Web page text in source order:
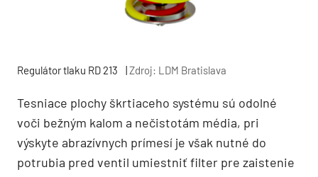
Regulátor tlaku RD 213 |Zdroj: LDM Bratislava
Tesniace plochy škrtiaceho systému sú odolné
voči bežným kalom a nečistotám média, pri
výskyte abrazívnych prímesí je však nutné do
potrubia pred ventil umiestniť filter pre zais­tenie